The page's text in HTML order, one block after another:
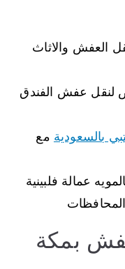
العفش والاثاث
لنقل عفش الفندق
بالسعودية مع
عمالة فلبينية
المحافظات
بمكة